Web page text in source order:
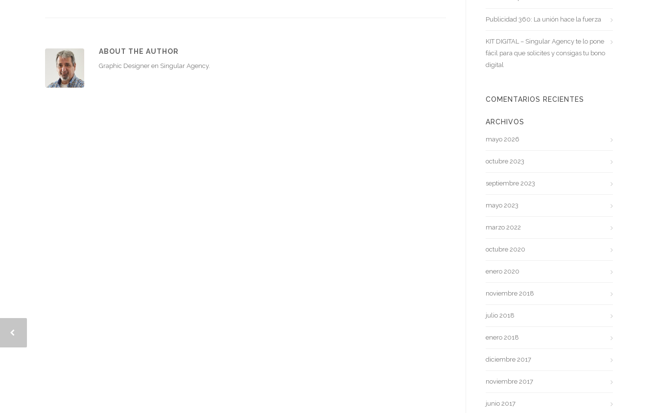
ABOUT THE AUTHOR
Graphic Designer en Singular Agency.
Publicidad 360: La unión hace la fuerza
KIT DIGITAL – Singular Agency te lo pone
fácil para que solicites y consigas tu bono
digital
COMENTARIOS RECIENTES
ARCHIVOS
mayo 2026
octubre 2023
septiembre 2023
mayo 2023
marzo 2022
octubre 2020
enero 2020
noviembre 2018
julio 2018
enero 2018
diciembre 2017
noviembre 2017
junio 2017